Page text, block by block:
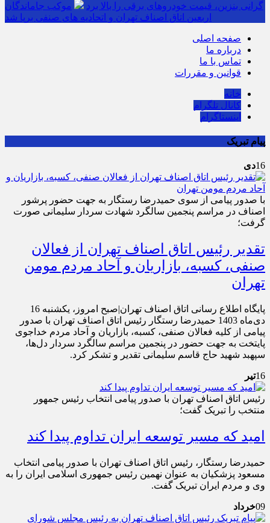
گرانی بنزین، قیمت خودروهای برقی را بالا برد
موکب جاماندگان
اربعین اتاق اصناف تهران و اتحادیه های صنفی برپا شد
صفحه اصلی
درباره ما
تماس با ما
قوانین و مقررات
خانه
کانال تلگرام
اینستاگرام
پیام تبریک
16دی
با صدور پیامی از سوی حمیدرضا رستگار به جهت حضور پرشور
اصناف در مراسم پنجمین سالگرد شهادت سردار سلیمانی صورت
گرفت؛
تقدیر رئیس اتاق اصناف تهران از فعالان
صنفی، کسبه، بازاریان و آحاد مردم مومن
تهران
پایگاه اطلاع رسانی اتاق اصناف تهران|صبح امروز، یکشنبه 16
دی‌ماه 1403 حمیدرضا رستگار رئیس اتاق اصناف تهران با صدور
پیامی از کلیه فعالان صنفی، کسبه، بازاریان و آحاد مردم خداجوی
پایتخت به جهت حضور در پنجمین مراسم سالگرد سردار دل‌ها،
سپهبد شهید حاج قاسم سلیمانی تقدیر و تشکر کرد.
16تیر
رئیس اتاق اصناف تهران با صدور پیامی انتخاب رئیس جمهور
منتخب را تبریک گفت؛
امید که مسیر توسعه ایران تداوم پیدا کند
حمیدرضا رستگار، رئیس اتاق اصناف تهران با صدور پیامی انتخاب
مسعود پزشکیان به عنوان نهمین رئیس جمهوری اسلامی ایران را به
وی و مردم ایران تبریک گفت.
09خرداد